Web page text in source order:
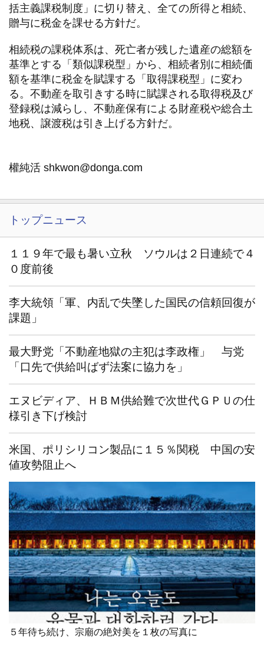
括主義課税制度」に切り替え、全ての所得と相続、
贈与に税金を課せる方針だ。
相続税の課税体系は、死亡者が残した遺産の総額を
基準とする「類似課税型」から、相続者別に相続価
額を基準に税金を賦課する「取得課税型」に変わ
る。不動産を取引きする時に賦課される取得税及び
登録税は減らし、不動産保有による財産税や総合土
地税、譲渡税は引き上げる方針だ。
權純活 shkwon@donga.com
トップニュース
１１９年で最も暑い立秋 ソウルは２日連続で４
０度前後
李大統領「軍、内乱で失墜した国民の信頼回復が
課題」
最大野党「不動産地獄の主犯は李政権」 与党
「口先で供給叫ばず法案に協力を」
エヌビディア、ＨＢＭ供給難で次世代ＧＰＵの仕
様引き下げ検討
米国、ポリシリコン製品に１５％関税 中国の安
値攻勢阻止へ
５年待ち続け、宗廟の絶対美を１枚の写真に